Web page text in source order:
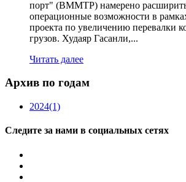
порт" (BMMTP) намерено
операционные возможности в
проекта по увеличению перевалки
грузов. Худаяр Гасанли,...
Читать далее
Архив по годам
2024(1)
Следите за нами в социальных сетях